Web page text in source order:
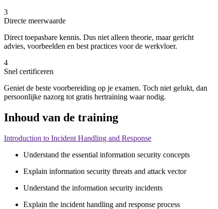
3
Directe meerwaarde
Direct toepasbare kennis. Dus niet alleen theorie, maar gericht
advies, voorbeelden en best practices voor de werkvloer.
4
Snel certificeren
Geniet de beste voorbereiding op je examen. Toch niet gelukt, dan
persoonlijke nazorg tot gratis hertraining waar nodig.
Inhoud van de training
Introduction to Incident Handling and Response
Understand the essential information security concepts
Explain information security threats and attack vector
Understand the information security incidents
Explain the incident handling and response process